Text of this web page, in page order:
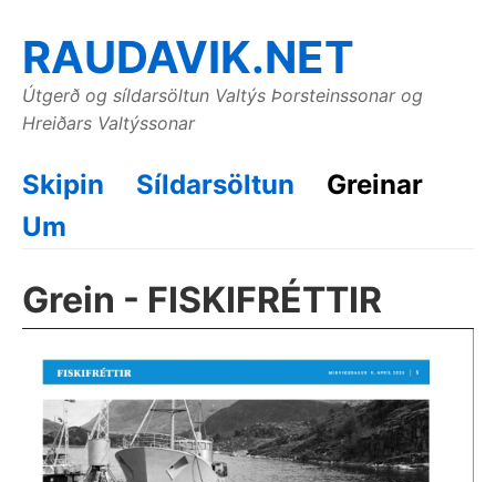
RAUDAVIK.NET
Útgerð og síldarsöltun Valtýs Þorsteinssonar og
Hreiðars Valtýssonar
Skipin Síldarsöltun
Greinar
Um
Grein - FISKIFRÉTTIR